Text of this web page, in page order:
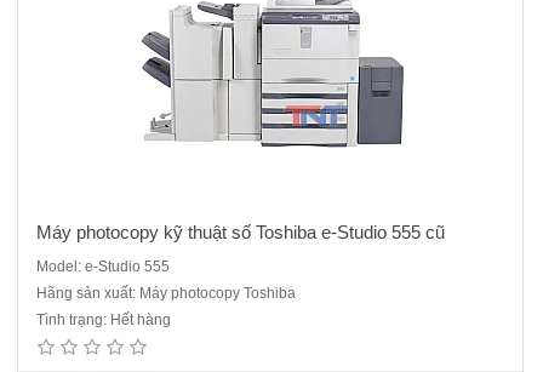
Máy photocopy kỹ thuật số Toshiba e-Studio 555 cũ
Model: e-Studio 555
Hãng sản xuất: Máy photocopy Toshiba
Tình trạng: Hết hàng
Máy Photocopy Toshiba E–Studio 556 máy cũ nhập khẩu sản xuất
năm 2014 Dòng máy công nghiệp chuyên dùng cho các cửa hàng
dịch vụ máy photocopy, công trường, hoặc công ty photo số lượng
lớn.Thông số kỹ thuật: Máy kỹ thuật số :Copy , in ..